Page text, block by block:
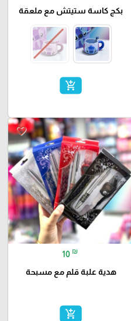
بكج كاسة ستيتش مع ملعقة
add_shopping_cart
favorite_border
10 ₪
هدية علبة قلم مع مسبحة
add_shopping_cart